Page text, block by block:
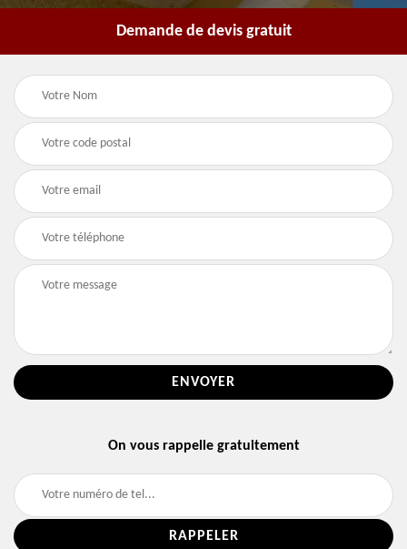
Demande de devis gratuit
On vous rappelle gratuitement